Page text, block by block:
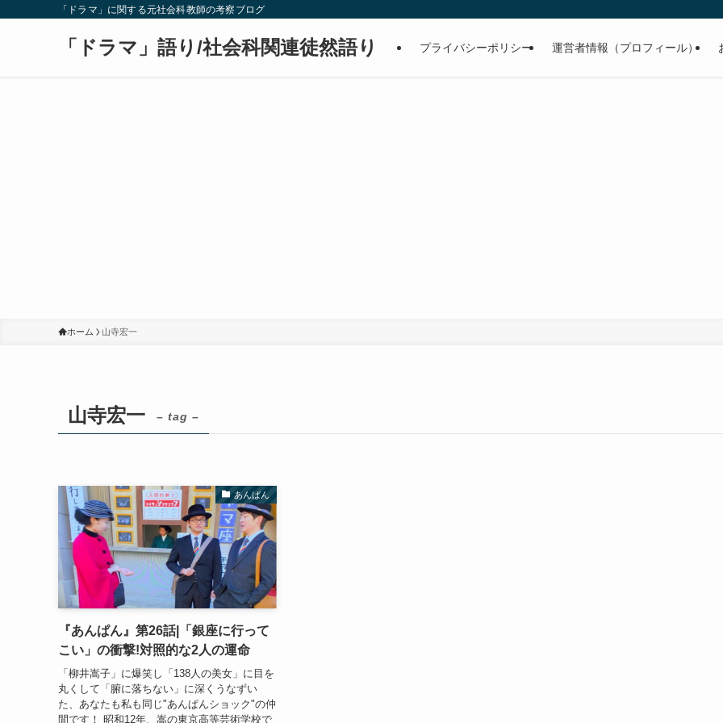
「ドラマ」に関する元社会科教師の考察ブログ
「ドラマ」語り/社会科関連徒然語り プライバシーポリシー 運営者情報（プロフィール）
ホーム 山寺宏一
山寺宏一 – tag –
あんぱん
『あんぱん』第26話|「銀座に行って
こい」の衝撃!対照的な2人の運命
「柳井嵩子」に爆笑し「138人の美女」に目を
丸くして「腑に落ちない」に深くうなずい
た、あなたも私も同じ"あんぱんショック"の仲
間です！ 昭和12年、嵩の東京高等芸術学校で